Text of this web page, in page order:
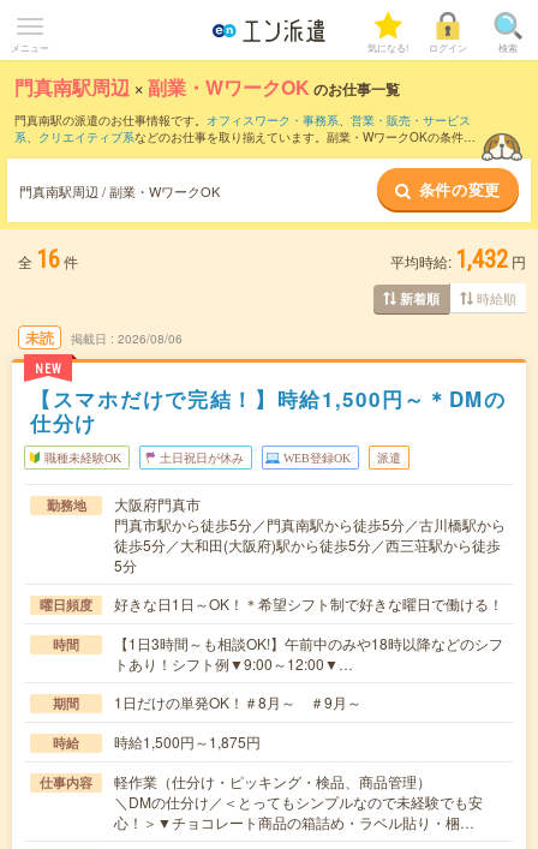
メニュー 気になる! ログイン 検索
門真南駅周辺 ×副業・WワークOK のお仕事一覧
門真南駅の派遣のお仕事情報です。 オフィスワーク・事務系、 営業・販売・サービス
系、 クリエイティブ系などのお仕事を取り揃えています。副業・WワークOKの条件の
門真南駅周辺 / 副業・WワークOK 条件の変更
全 16件 平均時給: 1,432 円
新着順 時給順
未読
NEW
掲載日 2026/08/06
【スマホだけで完結！】時給1,500円～＊DMの
仕分け
職種未経験OK 土日祝日が休み WEB登録OK 派遣
勤務地
大阪府門真市
門真市駅から徒歩5分／門真南駅から徒歩5分／古川橋駅から
徒歩5分／大和田(大阪府)駅から徒歩5分／西三荘駅から徒歩
5分
曜日頻度 好きな日1日～OK！＊希望シフト制で好きな曜日で働ける！
時間
【1日3時間～も相談OK!】午前中のみや18時以降などのシフ
トあり！シフト例▼9:00～12:00▼…
期間 1日だけの単発OK！＃8月～ ＃9月～
時給 時給1,500円～1,875円
仕事内容
軽作業（仕分け・ピッキング・検品、商品管理）
＼DMの仕分け／＜とってもシンプルなので未経験でも安
心！＞▼チョコレート商品の箱詰め・ラベル貼り・梱…